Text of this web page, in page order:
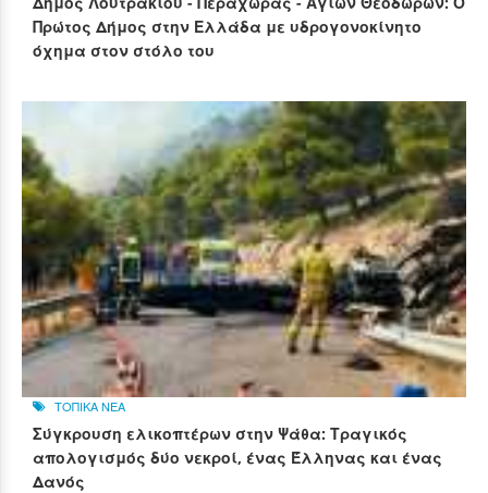
Πρώτος Δήμος στην Ελλάδα με υδρογονοκίνητο
όχημα στον στόλο του
ΤΟΠΙΚΑ ΝΕΑ
Σύγκρουση ελικοπτέρων στην Ψάθα: Τραγικός
απολογισμός δύο νεκροί, ένας Έλληνας και ένας
Δανός